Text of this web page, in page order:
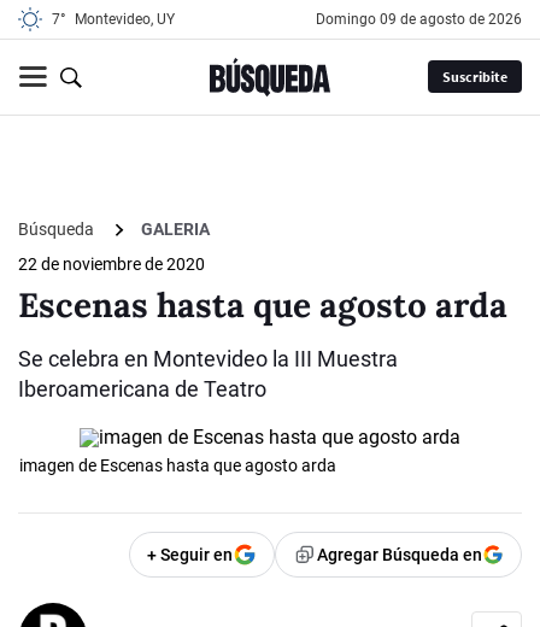
7° Montevideo, UY domingo 09 de agosto de 2026
Suscribite
Búsqueda
GALERIA
22 de noviembre de 2020
Escenas hasta que agosto arda
Se celebra en Montevideo la III Muestra
Iberoamericana de Teatro
imagen de Escenas hasta que agosto arda
+ Seguir en Agregar Búsqueda en